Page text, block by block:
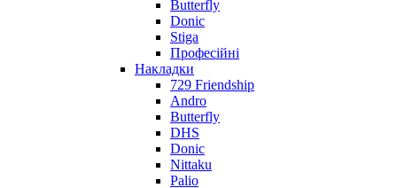
Butterfly
Donic
Stiga
Професійні
Накладки
729 Friendship
Andro
Butterfly
DHS
Donic
Nittaku
Palio